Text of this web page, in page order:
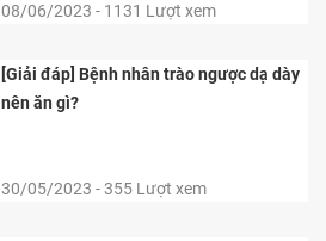
08/06/2023 - 1131 Lượt xem
[Giải đáp] Bệnh nhân trào ngược dạ dày
nên ăn gì?
30/05/2023 - 355 Lượt xem